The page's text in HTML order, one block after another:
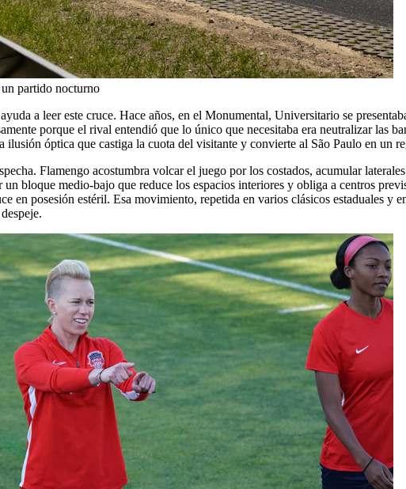
partido nocturno
a leer este cruce. Hace años, en el Monumental, Universitario se
porque el rival entendió que lo único que necesitaba era neutralizar las
óptica que castiga la cuota del visitante y convierte al São Paulo en un
Flamengo acostumbra volcar el juego por los costados, acumular
bloque medio-bajo que reduce los espacios interiores y obliga a centros
en posesión estéril. Esa movimiento, repetida en varios clásicos estaduales y